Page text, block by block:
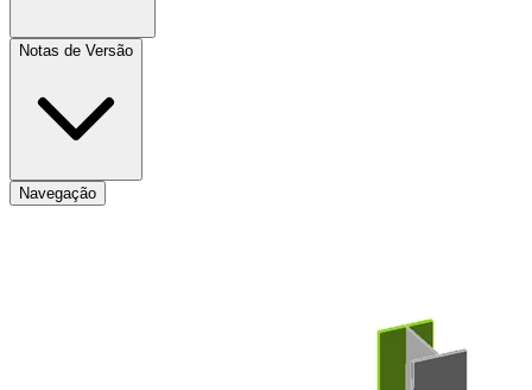
Notas de Versão
Navegação